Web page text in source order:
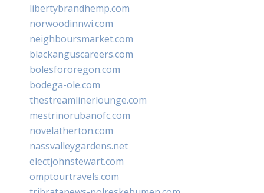
libertybrandhemp.com
norwoodinnwi.com
neighboursmarket.com
blackanguscareers.com
bolesfororegon.com
bodega-ole.com
thestreamlinerlounge.com
mestrinorubanofc.com
novelatherton.com
nassvalleygardens.net
electjohnstewart.com
omptourtravels.com